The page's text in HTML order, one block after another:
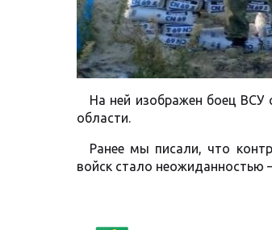
На ней изображен боец ВСУ
области.
Ранее мы писали, что
войск стало неожиданностью